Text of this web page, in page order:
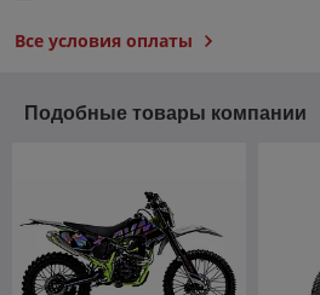
Все условия оплаты
Подобные товары компании